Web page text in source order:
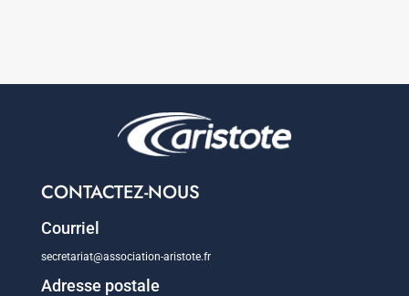
CONTACTEZ-NOUS
Courriel
secretariat@association-aristote.fr
Adresse postale